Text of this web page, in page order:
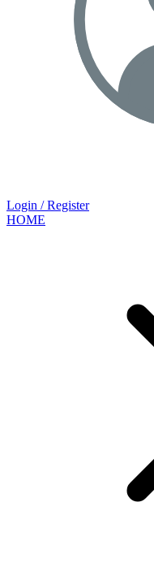
Login / Register
HOME